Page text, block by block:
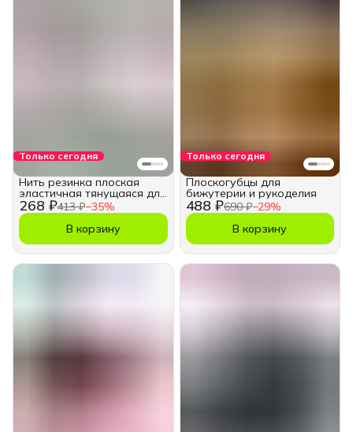
Только сегодня
268 ₽413 ₽−35%
Нить резинка плоская
эластичная тянущаяся для
браслетов 10м.
В корзину
Только сегодня
488 ₽690 ₽−29%
Плоскогубцы для
бижутерии и рукоделия
В корзину